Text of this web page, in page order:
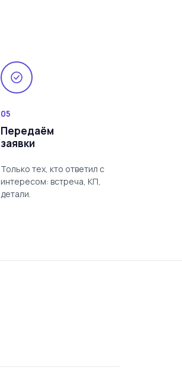
05
Передаём
заявки
Только тех, кто ответил с
интересом: встреча, КП,
детали.